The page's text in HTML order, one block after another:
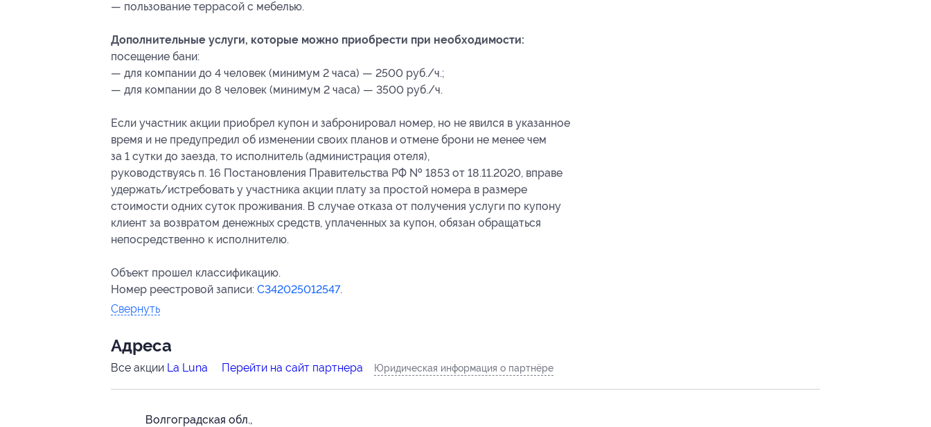
— пользование террасой с мебелью.
Дополнительные услуги, которые можно приобрести при необходимости:
посещение бани:
— для компании до 4 человек (минимум 2 часа) — 2500 руб./ч.;
— для компании до 8 человек (минимум 2 часа) — 3500 руб./ч.
Если участник акции приобрел купон и забронировал номер, но не явился в указанное
время и не предупредил об изменении своих планов и отмене брони не менее чем
за 1 сутки до заезда, то исполнитель (администрация отеля),
руководствуясь п. 16 Постановления Правительства РФ № 1853 от 18.11.2020, вправе
удержать/истребовать у участника акции плату за простой номера в размере
стоимости одних суток проживания. В случае отказа от получения услуги по купону
клиент за возвратом денежных средств, уплаченных за купон, обязан обращаться
непосредственно к исполнителю.
Объект прошел классификацию.
Номер реестровой записи: С342025012547.
Свернуть
Адресa
Все акции La Luna Перейти на сайт партнера Юридическая информация о партнёре
Волгоградская обл.,